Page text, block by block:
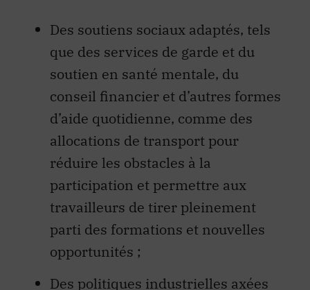
Des soutiens sociaux adaptés, tels
que des services de garde et du
soutien en santé mentale, du
conseil financier et d’autres formes
d’aide quotidienne, comme des
allocations de transport pour
réduire les obstacles à la
participation et permettre aux
travailleurs de tirer pleinement
parti des formations et nouvelles
opportunités ;
Des politiques industrielles axées